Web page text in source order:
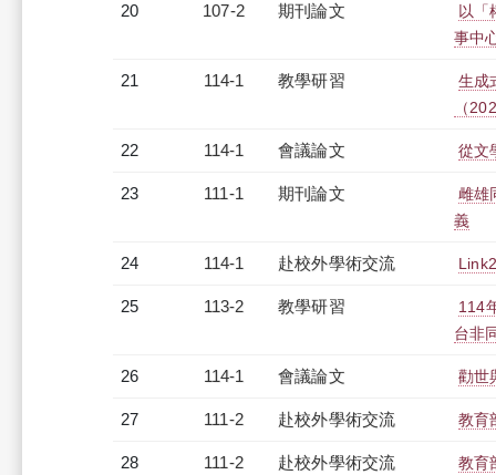
20 107-2 期刊論文
以「
事中
21 114-1 教學研習
生成
（
22 114-1 會議論文 從文
23 111-1 期刊論文
雌雄
義
24 114-1 赴校外學術交流
25 113-2 教學研習
114
台非
26 114-1 會議論文 勸世
27 111-2 赴校外學術交流 教育
28 111-2 赴校外學術交流 教育